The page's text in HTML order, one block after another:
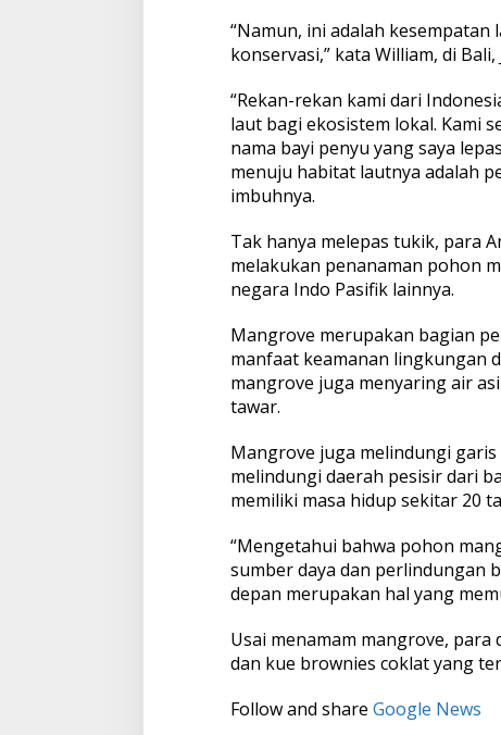
m
M
n
g
r
o
v
e
“Namun, ini adalah
konservasi,” kata William, di
“Rekan-rekan kami dari
laut bagi ekosistem lokal. Kami
nama bayi penyu yang saya
menuju habitat lautnya adalah
imbuhnya.
Tak hanya melepas tukik, para
melakukan penanaman pohon
negara Indo Pasifik lainnya.
Mangrove merupakan bagian
manfaat keamanan lingkungan
mangrove juga menyaring air
tawar.
Mangrove juga melindungi
melindungi daerah pesisir dari
memiliki masa hidup sekitar 20
“Mengetahui bahwa pohon
sumber daya dan perlindungan
depan merupakan hal yang
Usai menamam mangrove, para
dan kue brownies coklat yang
Follow and share Google News